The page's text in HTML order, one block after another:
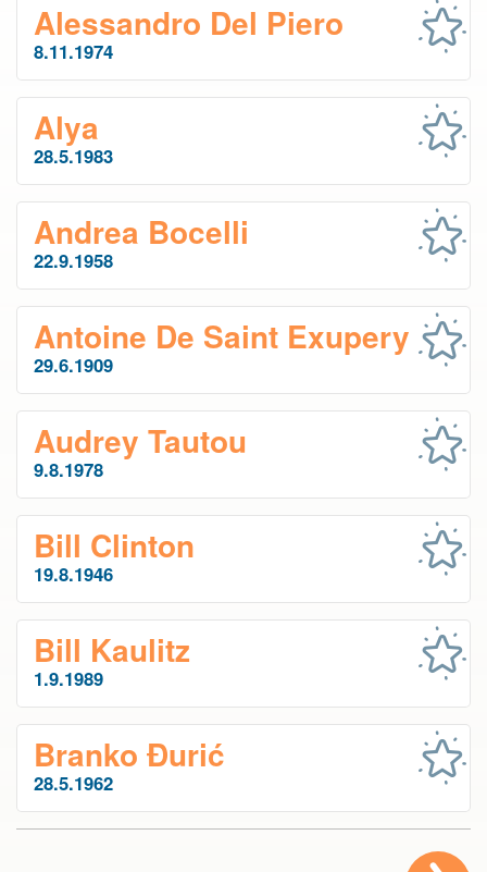
Alessandro Del Piero
8.11.1974
Alya
28.5.1983
Andrea Bocelli
22.9.1958
Antoine De Saint Exupery
29.6.1909
Audrey Tautou
9.8.1978
Bill Clinton
19.8.1946
Bill Kaulitz
1.9.1989
Branko Đurić
28.5.1962